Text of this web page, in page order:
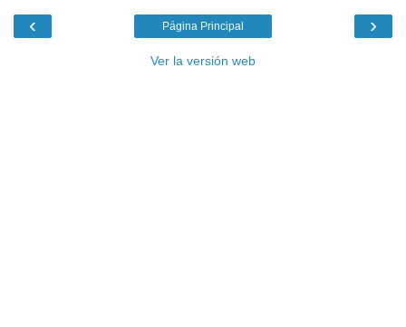
‹ ›
Página Principal
Ver la versión web